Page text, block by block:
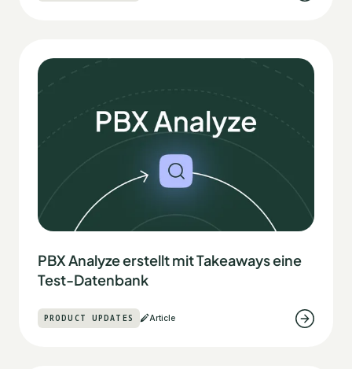
PBX Analyze erstellt mit Takeaways eine
Test-Datenbank
PRODUCT UPDATES Article